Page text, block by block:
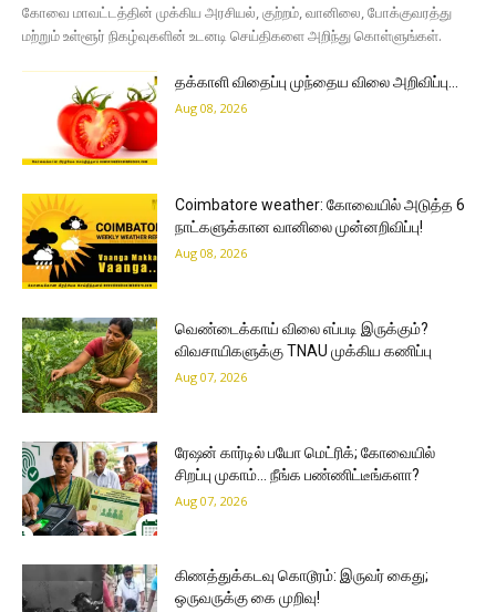
கோவை மாவட்டத்தின் முக்கிய அரசியல், குற்றம், வானிலை, போக்குவரத்து
மற்றும் உள்ளூர் நிகழ்வுகளின் உடனடி செய்திகளை அறிந்து கொள்ளுங்கள்.
தக்காளி விதைப்பு முந்தைய விலை அறிவிப்பு…
Aug 08, 2026
Coimbatore weather: கோவையில் அடுத்த 6
நாட்களுக்கான வானிலை முன்னறிவிப்பு!
Aug 08, 2026
வெண்டைக்காய் விலை எப்படி இருக்கும்?
விவசாயிகளுக்கு TNAU முக்கிய கணிப்பு
Aug 07, 2026
ரேஷன் கார்டில் பயோ மெட்ரிக்; கோவையில்
சிறப்பு முகாம்… நீங்க பண்ணிட்டீங்களா?
Aug 07, 2026
கிணத்துக்கடவு கொடூரம்: இருவர் கைது;
ஒருவருக்கு கை முறிவு!